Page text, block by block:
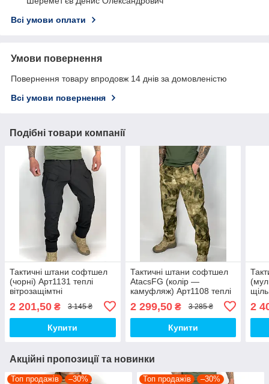
Всі умови оплати
Умови повернення
Повернення товару впродовж 14 днів за домовленістю
Всі умови повернення
Подібні товари компанії
Тактичні штани софтшел
(чорні) Арт1131 теплі
вітрозащімтні
флісі топ
2 201,50 ₴ 3 145 ₴
Купити
Тактичні штани софтшел
AtacsFG (колір —
камуфляж) Арт1108 теплі
водовідштовхувальні на
флісі топ
2 299,50₴ 3 285 ₴
Купити
2
Акційні пропозиції та новинки
Топ продажів –30% Топ продажів –30%